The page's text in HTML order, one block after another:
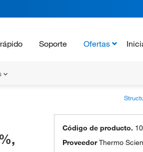
Soporte Ofertas
Código de producto.
ProveedorThermo